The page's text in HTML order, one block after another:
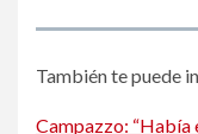
También te puede
Campazzo: “Había